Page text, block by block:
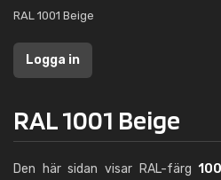
RAL 1001 Beige
Logga in
RAL 1001 Beige
Den här sidan visar RAL-färg